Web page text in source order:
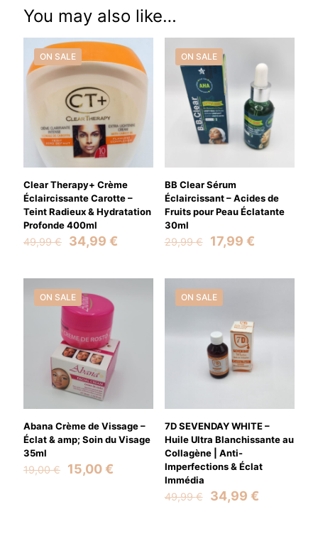
Anti-Taches Gluta Master – Très
Éclaircissante Sans Parabène – 50ml”
Your email address will not be published. Required fields are
marked
Your rating*
Save my name, email, and website in this browser for the
next time I comment.
You may also like…
ON SALE
Clear Therapy+ Crème
Éclaircissante Carotte –
Teint Radieux & Hydratation
Profonde 400ml
49,99€
Original
49,99 €.
34,99 €
34,99 €.
ON SALE
BB Clear Sérum
Éclaircissant – Acides de
Fruits pour Peau Éclatante
30ml
29,99€
Original
29,99 €.
17,99 €Current
17,99 €.
ON SALE
Abana Crème de Vissage –
Éclat & amp; Soin du Visage
35ml
19,00€
Original
15,00€
ON SALE
7D SEVENDAY WHITE –
Huile Ultra Blanchissante au
Collagène | Anti-
Imperfections & Éclat
Immédia
49,99€
Original
34,99 €Current